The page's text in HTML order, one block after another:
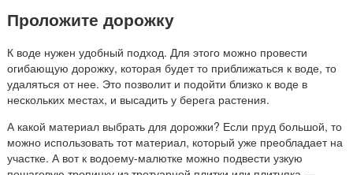
Проложите дорожку
К воде нужен удобный подход. Для этого можно провести
огибающую дорожку, которая будет то приближаться к воде, то
удаляться от нее. Это позволит и подойти близко к воде в
нескольких местах, и высадить у берега растения.
А какой материал выбрать для дорожки? Если пруд большой, то
можно использовать тот материал, который уже преобладает на
участке. А вот к водоему-малютке можно подвести узкую